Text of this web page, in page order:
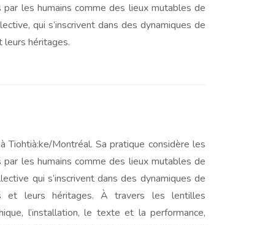
les humains comme des lieux mutables de
qui s’inscrivent dans des dynamiques de
leurs héritages.
Tiohtià:ke/Montréal. Sa pratique considère les
les humains comme des lieux mutables de
qui s’inscrivent dans des dynamiques de
et leurs héritages. À travers les lentilles
l’installation, le texte et la performance,